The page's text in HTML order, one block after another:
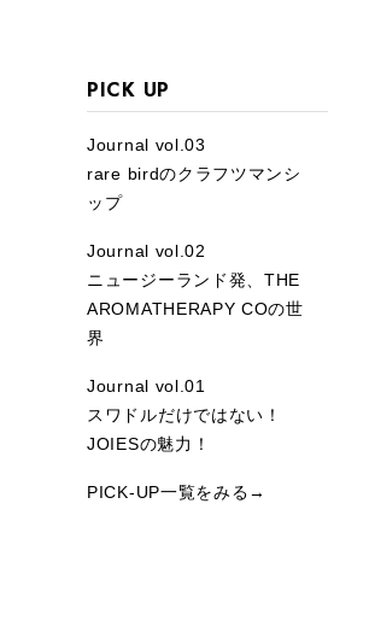
PICK UP
Journal vol.03
rare birdのクラフツマンシ
ップ
Journal vol.02
ニュージーランド発、THE
AROMATHERAPY COの世
界
Journal vol.01
スワドルだけではない！
JOIESの魅力！
PICK-UP一覧をみる→